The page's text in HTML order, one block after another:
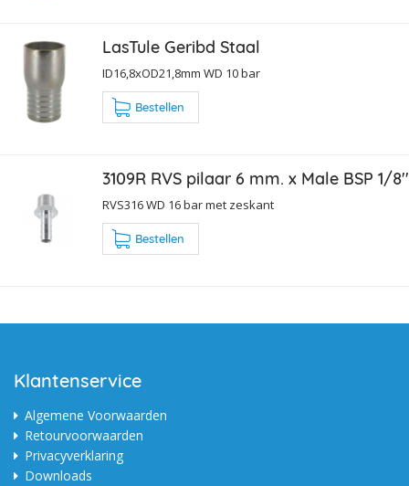
LasTule Geribd Staal
ID16,8xOD21,8mm WD 10 bar
Bestellen
3109R RVS pilaar 6 mm. x Male BSP 1/8''
RVS316 WD 16 bar met zeskant
Bestellen
Klantenservice
Algemene Voorwaarden
Retourvoorwaarden
Privacyverklaring
Downloads